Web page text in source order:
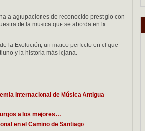
a agrupaciones de reconocido prestigio con
de la música que se aborda en la
la Evolución, un marco perfecto en el que
y la historia más lejana.
Internacional de Música Antigua
a los mejores…
en el Camino de Santiago